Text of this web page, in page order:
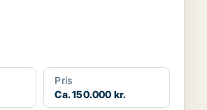
Pris
Ca. 150.000 kr.